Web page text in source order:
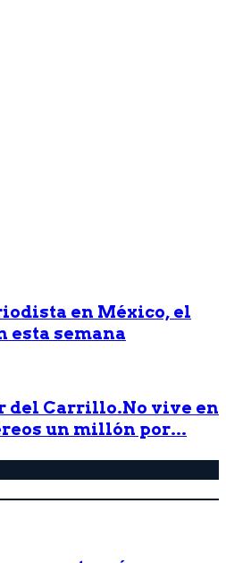
en México, el
esta semana
del Carrillo.No vive en
un millón por...